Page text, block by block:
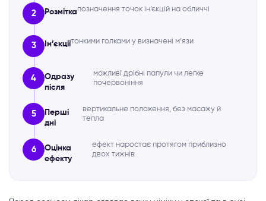
2 Розміткапозначення точок ін’єкцій на обличчі
3 Ін’єкціїтонкими голками у визначені м’язи
4
Одразу
після
можливі дрібні папули чи легке
почервоніння
5
Перші
дні
вертикальне положення, без масажу й
тепла
6
Оцінка
ефекту
ефект наростає протягом приблизно
двох тижнів